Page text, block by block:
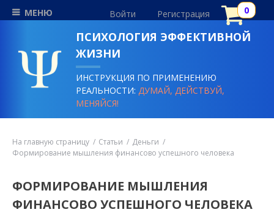
МЕНЮ Войти Регистрация
ПСИХОЛОГИЯ ЭФФЕКТИВНОЙ
ЖИЗНИ
ИНСТРУКЦИЯ ПО ПРИМЕНЕНИЮ
РЕАЛЬНОСТИ:ДУМАЙ, ДЕЙСТВУЙ,
МЕНЯЙСЯ!
На главную страницу Статьи
Деньги
Формирование мышления финансово успешного человека
ФОРМИРОВАНИЕ МЫШЛЕНИЯ
ФИНАНСОВО УСПЕШНОГО ЧЕЛОВЕКА